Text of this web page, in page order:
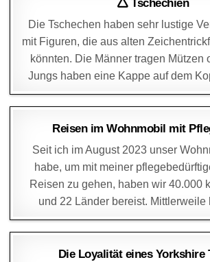
🛆 Tschechien
Die Tschechen haben sehr lustige
mit Figuren, die aus alten
könnten. Die Männer tragen Mützen
Jungs haben eine Kappe auf dem
DAGMAR 12. JULI 2025
Reisen im Wohnmobil mit
Seit ich im August 2023 unser
habe, um mit meiner
Reisen zu gehen, haben wir 40.000
und 22 Länder bereist.
DAGMAR 2. MAI 2025
Die Loyalität eines Yorkshire